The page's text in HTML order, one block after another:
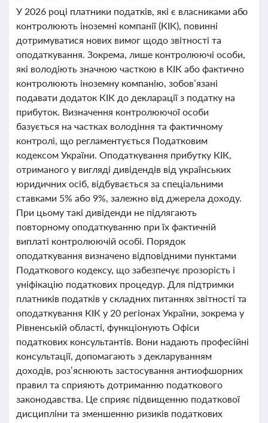
У 2026 році платники податків, які є власниками або
контролюють іноземні компанії (КІК), повинні
дотримуватися нових вимог щодо звітності та
оподаткування. Зокрема, лише контролюючі особи,
які володіють значною часткою в КІК або фактично
контролюють іноземну компанію, зобов’язані
подавати додаток КІК до декларації з податку на
прибуток. Визначення контролюючої особи
базується на частках володіння та фактичному
контролі, що регламентується Податковим
кодексом України. Оподаткування прибутку КІК,
отриманого у вигляді дивідендів від українських
юридичних осіб, відбувається за спеціальними
ставками 5% або 9%, залежно від джерела доходу.
При цьому такі дивіденди не підлягають
повторному оподаткуванню при їх фактичній
виплаті контролюючій особі. Порядок
оподаткування визначено відповідними пунктами
Податкового кодексу, що забезпечує прозорість і
уніфікацію податкових процедур. Для підтримки
платників податків у складних питаннях звітності та
оподаткування КІК у 20 регіонах України, зокрема у
Рівненській області, функціонують Офіси
податкових консультантів. Вони надають професійні
консультації, допомагають з декларуванням
доходів, роз’яснюють застосування антиофшорних
правил та сприяють дотриманню податкового
законодавства. Це сприяє підвищенню податкової
дисципліни та зменшенню ризиків податкових